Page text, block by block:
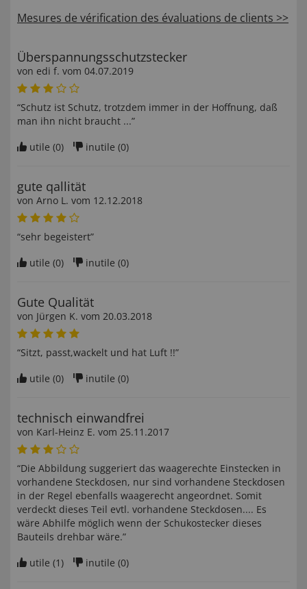
Mesures de vérification des évaluations de clients >>
Überspannungsschutzstecker
von edi f. vom 04.07.2019
“Schutz ist Schutz, trotzdem immer in der Hoffnung, daß
man ihn nicht braucht ...”
utile (0) inutile (0)
gute qallität
von Arno L. vom 12.12.2018
“sehr begeistert”
utile (0) inutile (0)
Gute Qualität
von Jürgen K. vom 20.03.2018
“Sitzt, passt,wackelt und hat Luft !!”
utile (0) inutile (0)
technisch einwandfrei
von Karl-Heinz E. vom 25.11.2017
“Die Abbildung suggeriert das waagerechte Einstecken in
vorhandene Steckdosen, nur sind vorhandene Steckdosen
in der Regel ebenfalls waagerecht angeordnet. Somit
verdeckt dieses Teil evtl. vorhandene Steckdosen.... Es
wäre Abhilfe möglich wenn der Schukostecker dieses
Bauteils drehbar wäre.”
utile (1) inutile (0)